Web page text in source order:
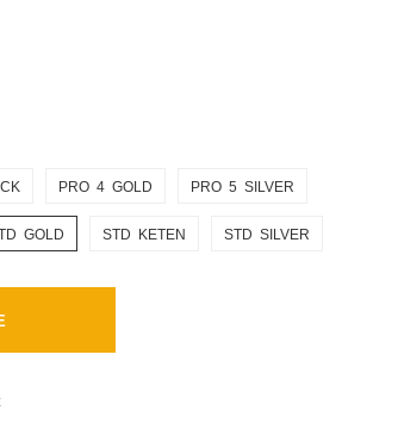
PRO 4 GOLD PRO 5 SILVER
GOLD STD KETEN STD SILVER